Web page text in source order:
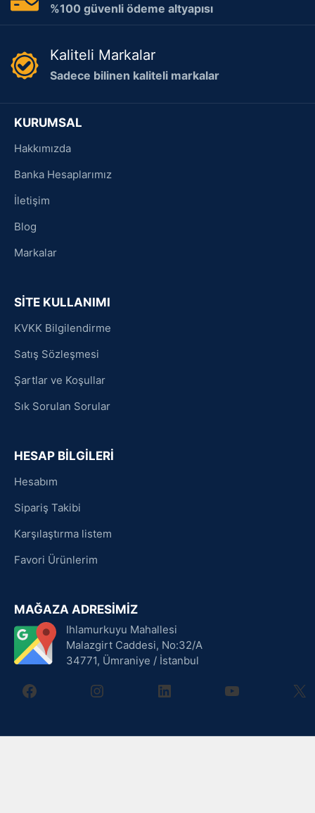
%100 güvenli ödeme altyapısı
Kaliteli Markalar
Sadece bilinen kaliteli markalar
KURUMSAL
Hakkımızda
Banka Hesaplarımız
İletişim
Blog
Markalar
SİTE KULLANIMI
KVKK Bilgilendirme
Satış Sözleşmesi
Şartlar ve Koşullar
Sık Sorulan Sorular
HESAP BİLGİLERİ
Hesabım
Sipariş Takibi
Karşılaştırma listem
Favori Ürünlerim
MAĞAZA ADRESİMİZ
Ihlamurkuyu Mahallesi
Malazgirt Caddesi, No:32/A
34771, Ümraniye / İstanbul
facebookinstagramlinkedin youtube X